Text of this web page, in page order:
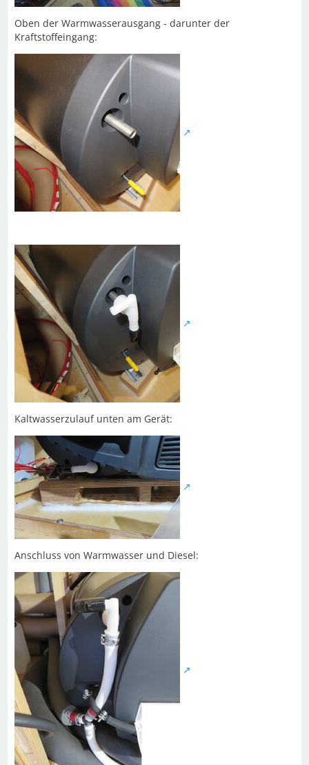
Oben der Warmwasserausgang - darunter der
Kraftstoffeingang:
Kaltwasserzulauf unten am Gerät:
Anschluss von Warmwasser und Diesel: